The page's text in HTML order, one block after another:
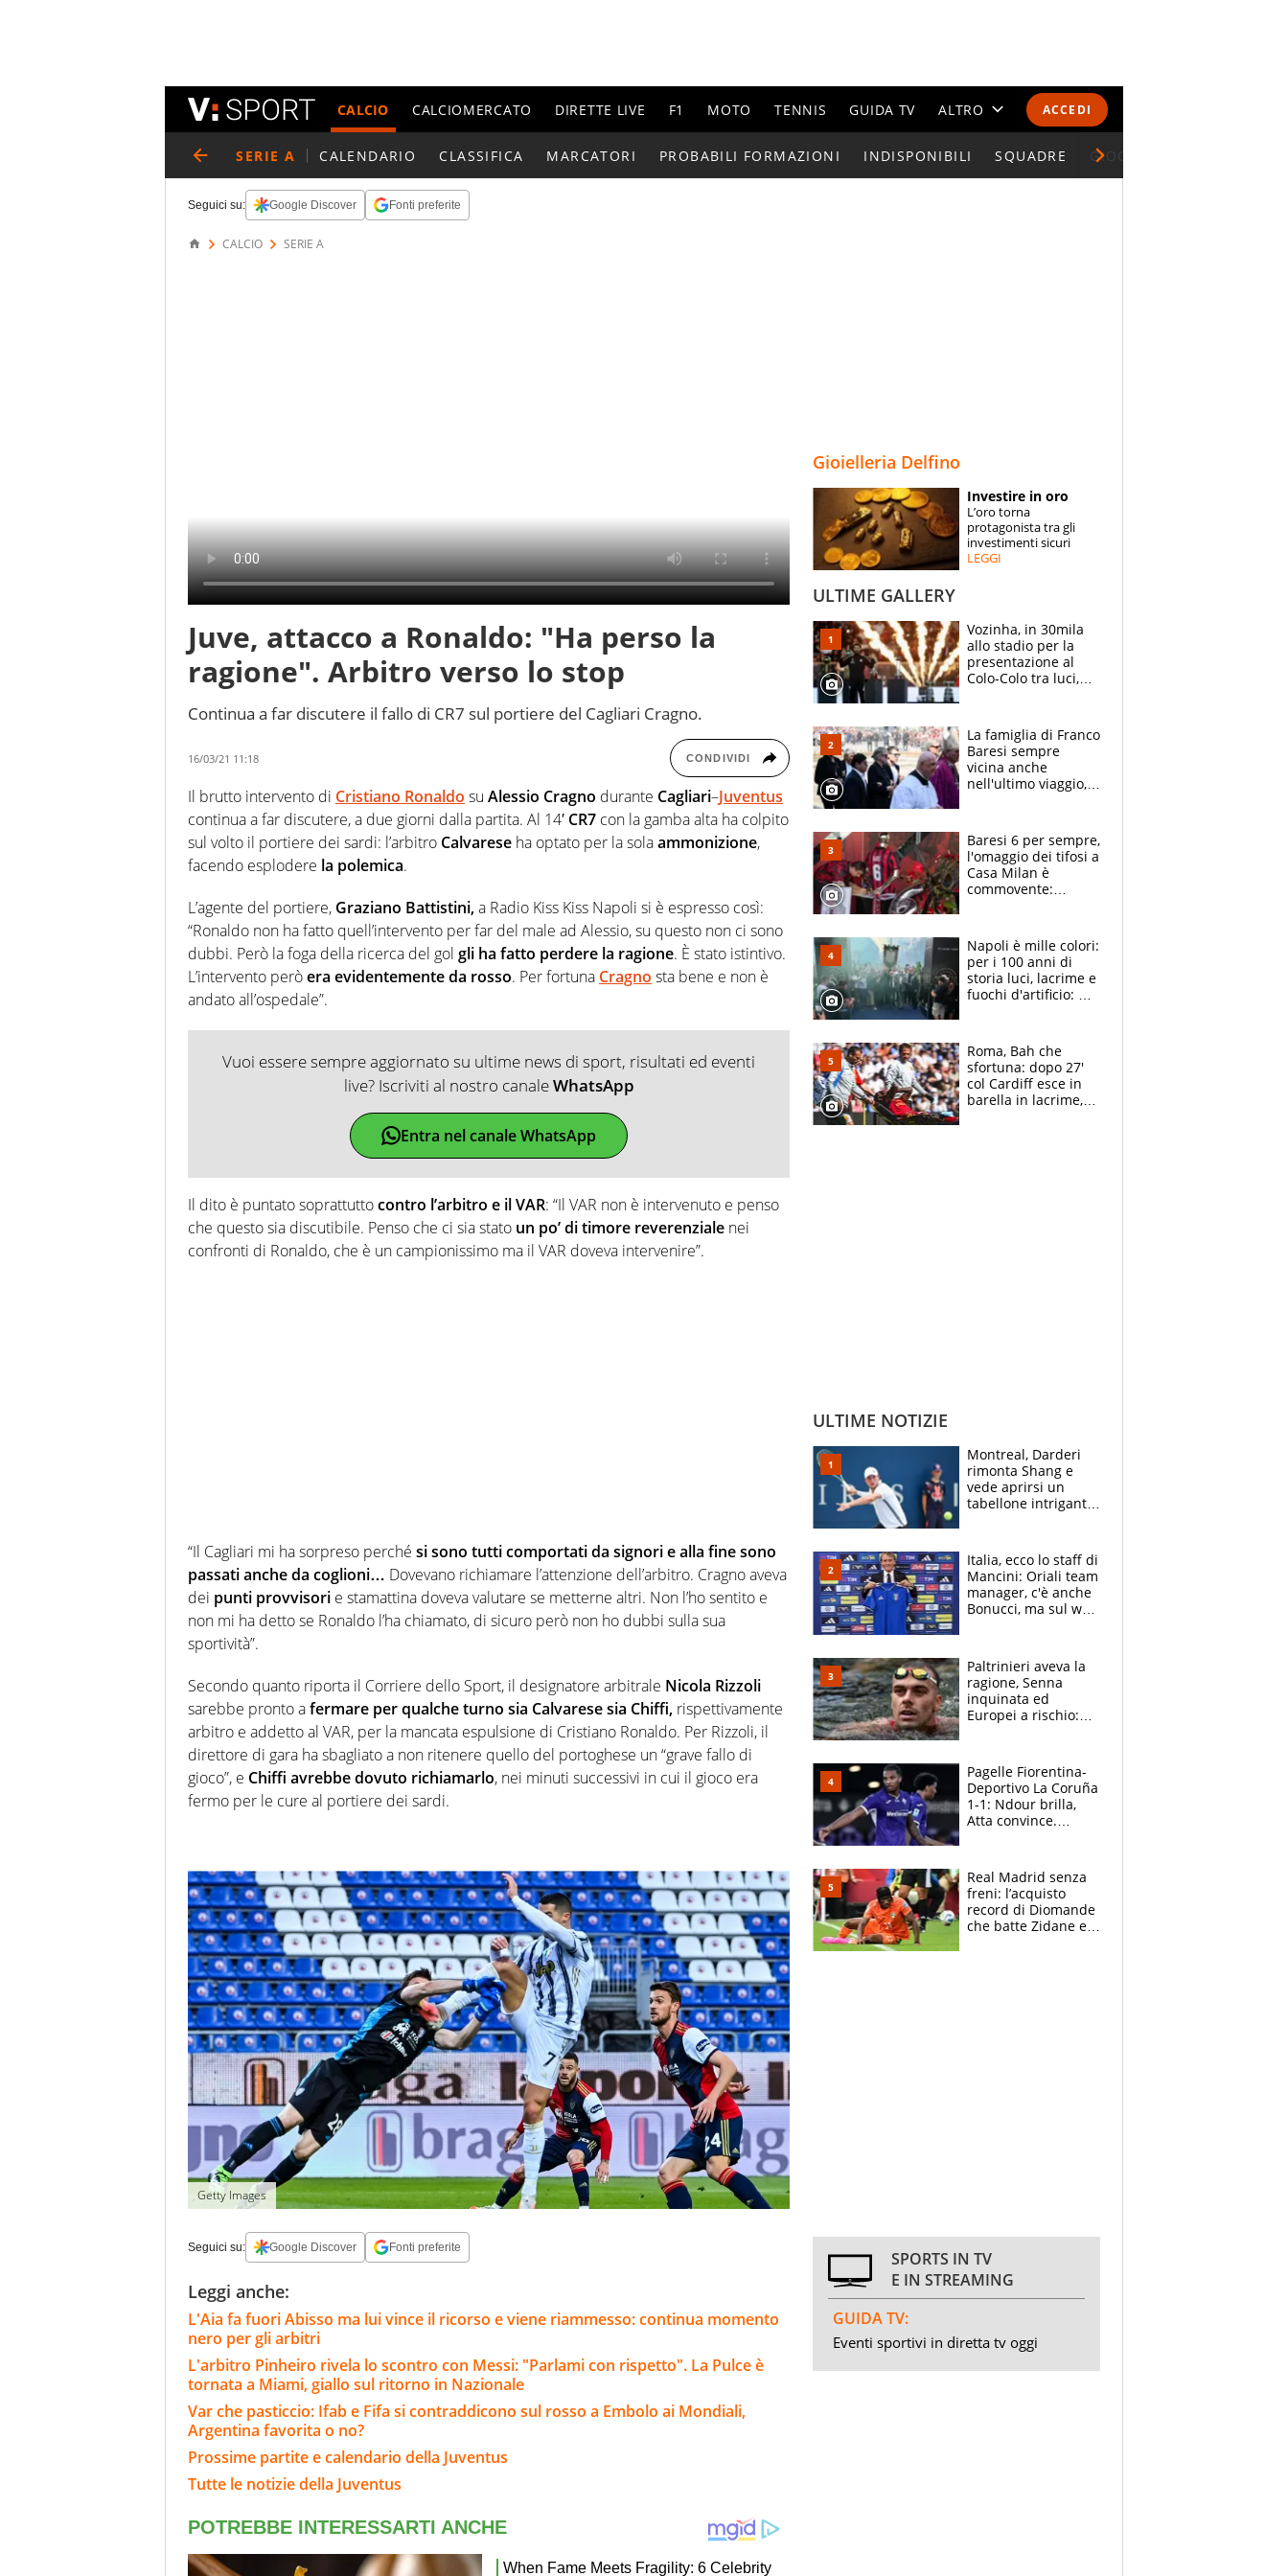
ACCEDI
CALCIO CALCIOMERCATO DIRETTE LIVE F1 MOTO TENNIS GUIDA TV ALTRO
CALENDARI E CLASSIFICHE
ESPERTI
CONTATTI
SERIE A CALENDARIO CLASSIFICA MARCATORI PROBABILI FORMAZIONI INDISPONIBILI SQUADRE GIOCATORI SERIE A
Seguici su: Google Discover Fonti preferite
CALCIO SERIE A
Juve, attacco a Ronaldo: "Ha perso la
ragione". Arbitro verso lo stop
Continua a far discutere il fallo di CR7 sul portiere del Cagliari Cragno.
16/03/21 11:18 CONDIVIDI
Il brutto intervento di Cristiano Ronaldo su Alessio Cragno durante Cagliari–Juventus
continua a far discutere, a due giorni dalla partita. Al 14′ CR7 con la gamba alta ha colpito
sul volto il portiere dei sardi: l’arbitro Calvarese ha optato per la solaammonizione,
facendo esplodere la polemica.
L’agente del portiere, Graziano Battistini,a Radio Kiss Kiss Napoli si è espresso così:
“Ronaldo non ha fatto quell’intervento per far del male ad Alessio, su questo non ci sono
dubbi. Però la foga della ricerca del gol gli ha fatto perdere la ragione. È stato istintivo.
L’intervento peròera evidentemente da rosso. Per fortuna Cragno sta bene e non è
andato all’ospedale”.
Vuoi essere sempre aggiornato su ultime news di sport, risultati ed eventi
live? Iscriviti al nostro canaleWhatsApp
Entra nel canale WhatsApp
Il dito è puntato soprattuttocontro l’arbitro e il VAR: “Il VAR non è intervenuto e penso
che questo sia discutibile. Penso che ci sia stato un po’ di timore reverenziale nei
confronti di Ronaldo, che è un campionissimo ma il VAR doveva intervenire”.
“Il Cagliari mi ha sorpreso perché si sono tutti comportati da signori e alla fine sono
passati anche da coglioni… Dovevano richiamare l’attenzione dell’arbitro. Cragno aveva
dei punti provvisori e stamattina doveva valutare se metterne altri. Non l’ho sentito e
non mi ha detto se Ronaldo l’ha chiamato, di sicuro però non ho dubbi sulla sua
sportività”.
Secondo quanto riporta il Corriere dello Sport, il designatore arbitrale Nicola Rizzoli
sarebbe pronto afermare per qualche turno sia Calvarese sia Chiffi, rispettivamente
arbitro e addetto al VAR, per la mancata espulsione di Cristiano Ronaldo. Per Rizzoli, il
direttore di gara ha sbagliato a non ritenere quello del portoghese un “grave fallo di
gioco”, e Chiffi avrebbe dovuto richiamarlo, nei minuti successivi in cui il gioco era
fermo per le cure al portiere dei sardi.
Getty Images
Seguici su: Google Discover Fonti preferite
Leggi anche:
L'Aia fa fuori Abisso ma lui vince il ricorso e viene riammesso: continua momento
nero per gli arbitri
L'arbitro Pinheiro rivela lo scontro con Messi: "Parlami con rispetto". La Pulce è
tornata a Miami, giallo sul ritorno in Nazionale
Var che pasticcio: Ifab e Fifa si contraddicono sul rosso a Embolo ai Mondiali,
Argentina favorita o no?
Prossime partite e calendario della Juventus
Tutte le notizie della Juventus
Gioielleria Delfino
Investire in oro
L’oro torna
protagonista tra gli
investimenti sicuri
LEGGI
ULTIME GALLERY
Vozinha, in 30mila
allo stadio per la
presentazione al
Colo-Colo tra luci,
La famiglia di Franco
Baresi sempre
vicina anche
nell'ultimo viaggio,
circondati
dall'affetto dei tifosi
Baresi 6 per sempre,
l'omaggio dei tifosi a
Casa Milan è
commovente:
bigliettini
Napoli è mille colori:
per i 100 anni di
storia luci, lacrime e
fuochi d'artificio: De
Roma, Bah che
sfortuna: dopo 27'
col Cardiff esce in
barella in lacrime,
ULTIME NOTIZIE
Montreal, Darderi
rimonta Shang e
vede aprirsi un
tabellone intrigante:
felice del mio livello"
Italia, ecco lo staff di
Mancini: Oriali team
manager, c'è anche
Bonucci, ma sul web
Paltrinieri aveva la
ragione, Senna
inquinata ed
Europei a rischio:
adesso
Pagelle Fiorentina-
Deportivo La Coruña
1-1: Ndour brilla,
Atta convince.
Real Madrid senza
freni: l’acquisto
record di Diomande
che batte Zidane e
SPORTS IN TV
E IN STREAMING
GUIDA TV:
Eventi sportivi in diretta tv oggi